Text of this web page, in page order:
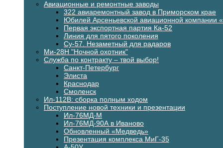
Авиационные и ремонтные заводы
322 авиаремонтный завод в Приморском крае
Юбилей Арсеньевской авиационной компании
Первая экспортная партия Ка-52
Линия для пятого поколения
Су-57. Незаметный для радаров
Ми-28Н "Ночной охотник"
Служба по контракту – твой выбор!
Санкт-Петербург
Элиста
Краснодар
Смоленск
Ил-112В: сборка полным ходом
Поступление новой техники и презентации
Ил-76МД-М
Ил-76МД-90А в Иваново
Обновленный «Медведь»
Презентация комплекса МиГ-35